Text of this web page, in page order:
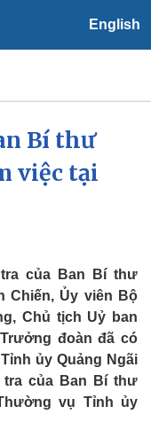
English
Bí thư
việc tại
tra của Ban Bí thư
Chiến, Ủy viên Bộ
Chủ tịch Uỷ ban
đoàn đã có
ủy Quảng Ngãi
của Ban Bí thư
vụ Tỉnh ủy